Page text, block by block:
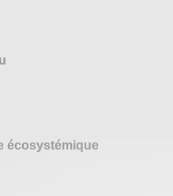
écosystémique